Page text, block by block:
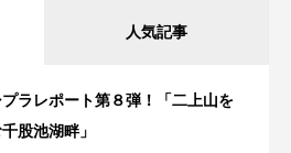
人気記事
プラレポート第８弾！「二上山を
股池湖畔」